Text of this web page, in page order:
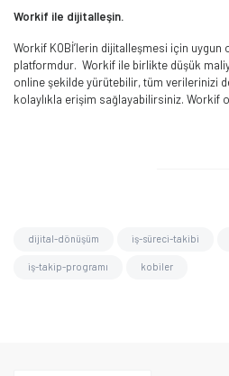
Workif ile dijitalleşin.
Workif KOBİ’lerin dijitalleşmesi için
platformdur. Workif ile birlikte düşük
online şekilde yürütebilir, tüm verilerinizi
kolaylıkla erişim sağlayabilirsiniz. Workif
dijital-dönüşüm iş-süreci-takibi
iş-takip-programı kobiler